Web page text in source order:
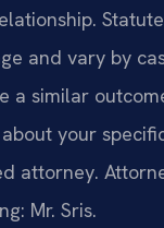
and vary by
a similar
your
attorney.
Mr. Sris.